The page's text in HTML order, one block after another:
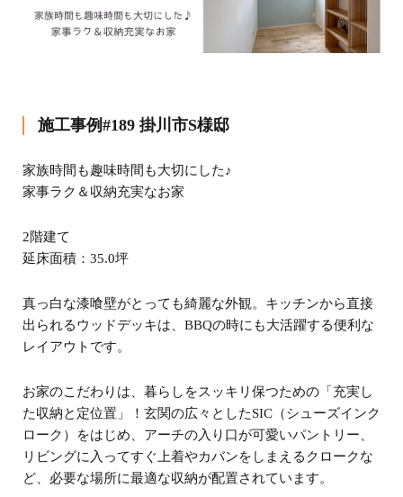
施工事例#189 掛川市S様邸
家族時間も趣味時間も大切にした♪
家事ラク＆収納充実なお家
2階建て
延床面積：35.0坪
真っ白な漆喰壁がとっても綺麗な外観。キッチンから直接
出られるウッドデッキは、BBQの時にも大活躍する便利な
レイアウトです。
お家のこだわりは、暮らしをスッキリ保つための「充実し
た収納と定位置」！玄関の広々としたSIC（シューズインク
ローク）をはじめ、アーチの入り口が可愛いパントリー、
リビングに入ってすぐ上着やカバンをしまえるクロークな
ど、必要な場所に最適な収納が配置されています。